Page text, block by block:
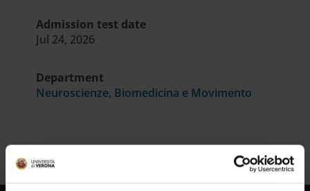
Admission test date
Jul 24, 2026
Department
Neuroscienze, Biomedicina e Movimento